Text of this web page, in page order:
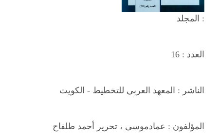
المجلد :
العدد :16
الناشر : المعهد العربي للتخطيط - الكويت
المؤلفون : عمادموسى ، تحرير أحمد طلفاح